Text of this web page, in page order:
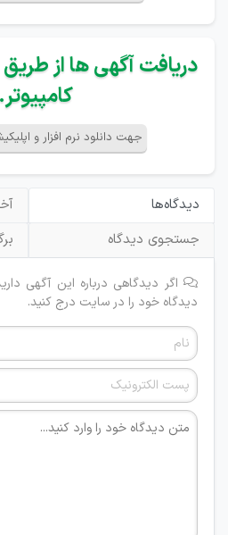
دریافت آگهی ها از طریق
جهت دانلود نرم افزار و
دیدگاه‌ها
جستجوی دیدگاه
اگر دیدگاهی درباره این آگهی
دیدگاه خود را در سایت درج کنید.